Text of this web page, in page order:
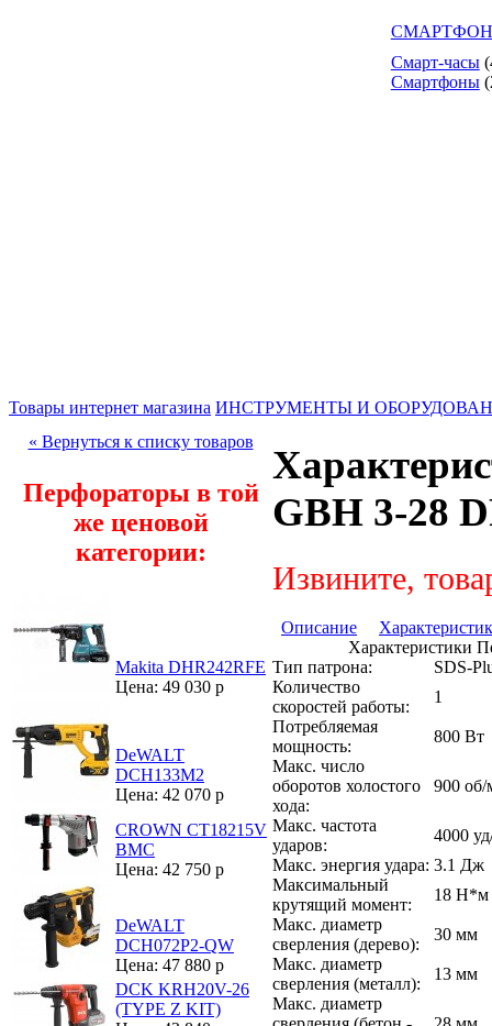
Смарт-часы
Смартфоны
Товары интернет магазина ИНСТРУМЕНТЫ И
« Вернуться к списку товаров
Перфораторы в той
же ценовой
категории:
Makita DHR242RFE
Цена: 49 030 р
DeWALT
DCH133M2
Цена: 42 070 р
CROWN CT18215V
BMC
Цена: 42 750 р
DeWALT
DCH072P2-QW
Цена: 47 880 р
DCK KRH20V-26
(TYPE Z KIT)
GBH 3-28
Извините,
Описание
Характеристики
Тип патрона:
SDS-
Количество
скоростей работы:
1
Потребляемая
мощность:
800 Вт
Макс. число
оборотов холостого
хода:
900
Макс. частота
ударов:
4000
Макс. энергия удара: 3.1 Дж
Максимальный
крутящий момент:
18 Н*м
Макс. диаметр
сверления (дерево):
30 мм
Макс. диаметр
сверления (металл):
13 мм
Макс. диаметр